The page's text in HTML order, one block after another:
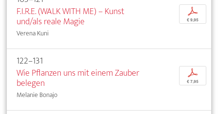
F.I.R.E. (WALK WITH ME) – Kunst
und/als reale Magie
Verena Kuni
p
€ 9,95
122–131
Wie Pflanzen uns mit einem Zauber
belegen
Melanie Bonajo
p
€ 7,95